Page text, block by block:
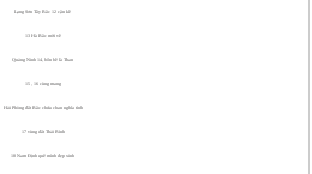
Lạng Sơn Tây Bắc 12 cận kề
13 Hà Bắc mời về
Quảng Ninh 14, bốn bề là Than
15 , 16 cùng mang
Hải Phòng đất Bắc chứa chan nghĩa tình
17 vùng đất Thái Bình
18 Nam Định quê mình đẹp xinh